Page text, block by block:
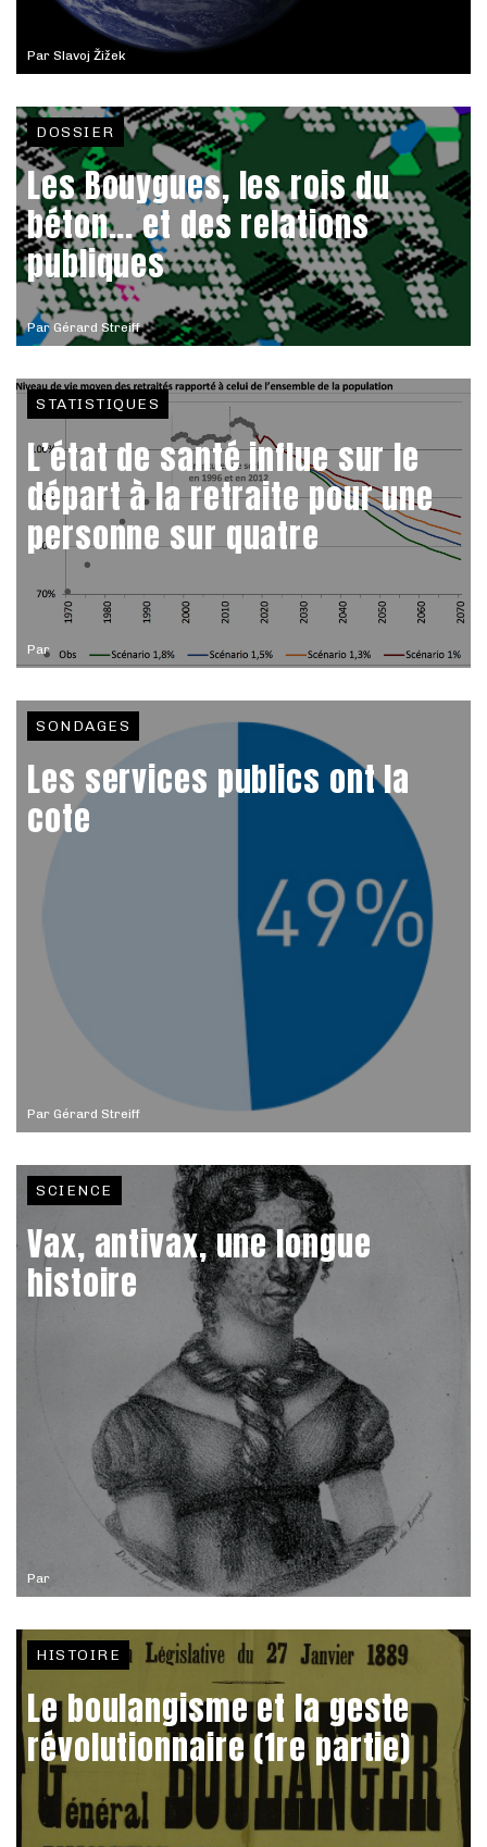
Par Slavoj Žižek
Par Gérard Streiff
DOSSIER
Les Bouygues, les rois du
béton... et des relations
publiques
Par
STATISTIQUES
L’état de santé influe sur le
départ à la retraite pour une
personne sur quatre
Par Gérard Streiff
SONDAGES
Les services publics ont la
cote
Par
SCIENCE
Vax, antivax, une longue
histoire
HISTOIRE
Le boulangisme et la geste
révolutionnaire (1re partie)